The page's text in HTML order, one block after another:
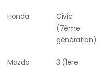
Honda
Civic
(7ème
génération)
Mazda
3 (1ère